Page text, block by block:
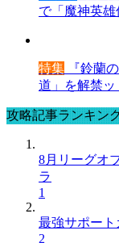
で「魔神英雄
特集 『鈴蘭
道」を解禁ッ
攻略記事ランキン
8月リーグオ
ラ
1
最強サポー
2